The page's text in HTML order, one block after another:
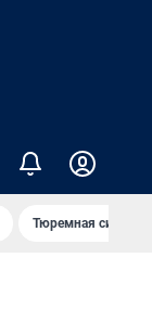
Тюремная